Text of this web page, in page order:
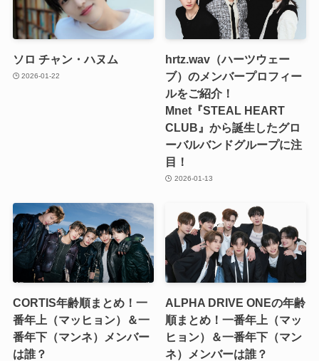
ソロ チャン・ハヌム
2026-01-22
hrtz.wav（ハーツウェー
ブ）のメンバープロフィー
ルをご紹介！
Mnet『STEAL HEART
CLUB』から誕生したグロ
ーバルバンドグループに注
目！
2026-01-13
CORTIS年齢順まとめ！一
番年上（マッヒョン）＆一
番年下（マンネ）メンバー
は誰？
ALPHA DRIVE ONEの年齢
順まとめ！一番年上（マッ
ヒョン）＆一番年下（マン
ネ）メンバーは誰？